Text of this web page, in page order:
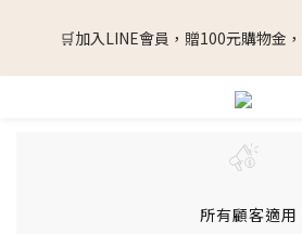
🛒加入LINE會員，贈100元購物金
🛒加入LINE會員，贈100元購物金
擔心看到折扣但是冰箱冰不下嗎? 下單
所有顧客適用